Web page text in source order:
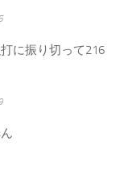
に振り切って216